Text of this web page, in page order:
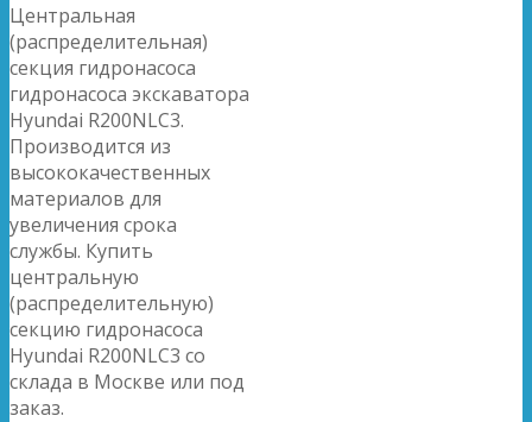
Центральная
(распределительная)
секция гидронасоса
гидронасоса экскаватора
Hyundai R200NLC3.
Производится из
высококачественных
материалов для
увеличения срока
службы. Купить
центральную
(распределительную)
секцию гидронасоса
Hyundai R200NLC3 со
склада в Москве или под
заказ.